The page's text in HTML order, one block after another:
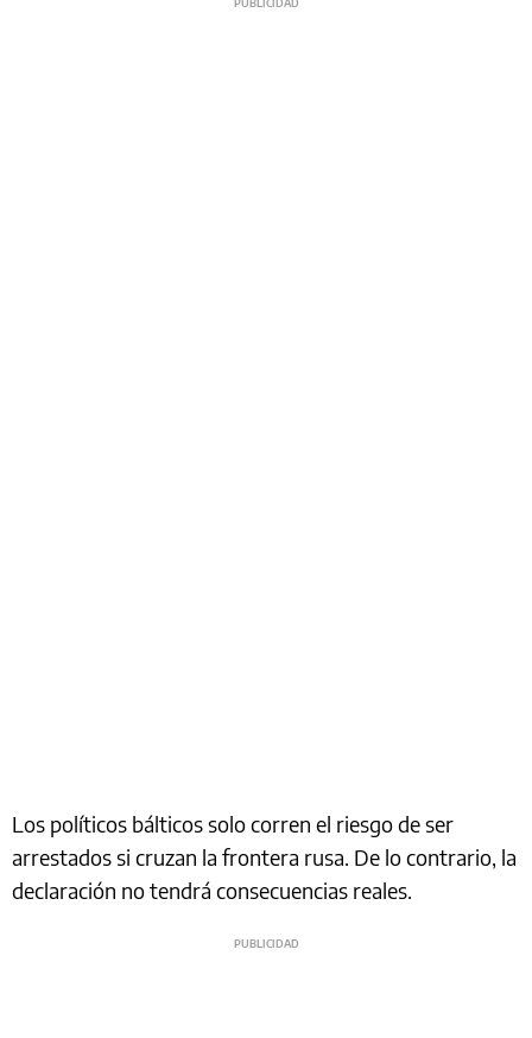
Los políticos bálticos solo corren el riesgo de ser
arrestados si cruzan la frontera rusa. De lo contrario, la
declaración no tendrá consecuencias reales.